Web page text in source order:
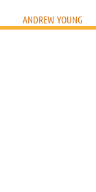
ANDREW YOUNG